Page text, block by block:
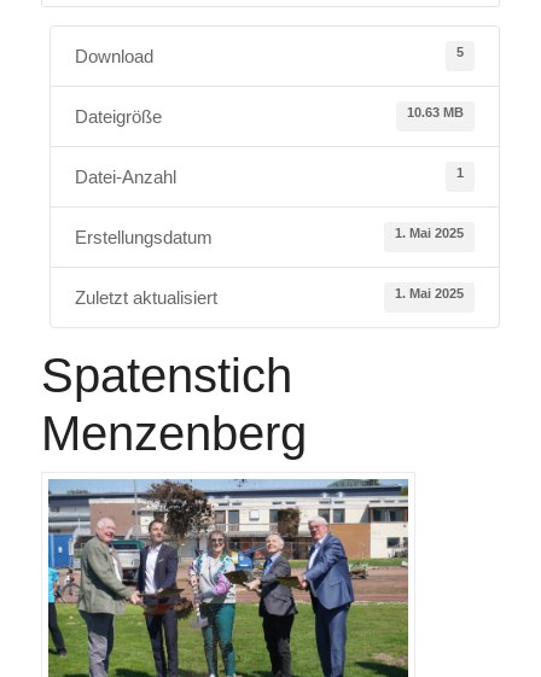
Download 5
Dateigröße 10.63 MB
Datei-Anzahl 1
Erstellungsdatum 1. Mai 2025
Zuletzt aktualisiert 1. Mai 2025
Spatenstich
Menzenberg